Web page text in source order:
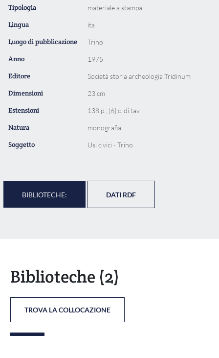
Tipologia materiale a stampa
Lingua ita
Luogo di pubblicazione Trino
Anno 1975
Editore Società storia archeologia Tridinum
Dimensioni 23 cm
Estensioni 138 p., [6] c. di tav.
Natura monografia
Soggetto Usi civici - Trino
BIBLIOTECHE: DATI RDF
Biblioteche (2)
TROVA LA COLLOCAZIONE